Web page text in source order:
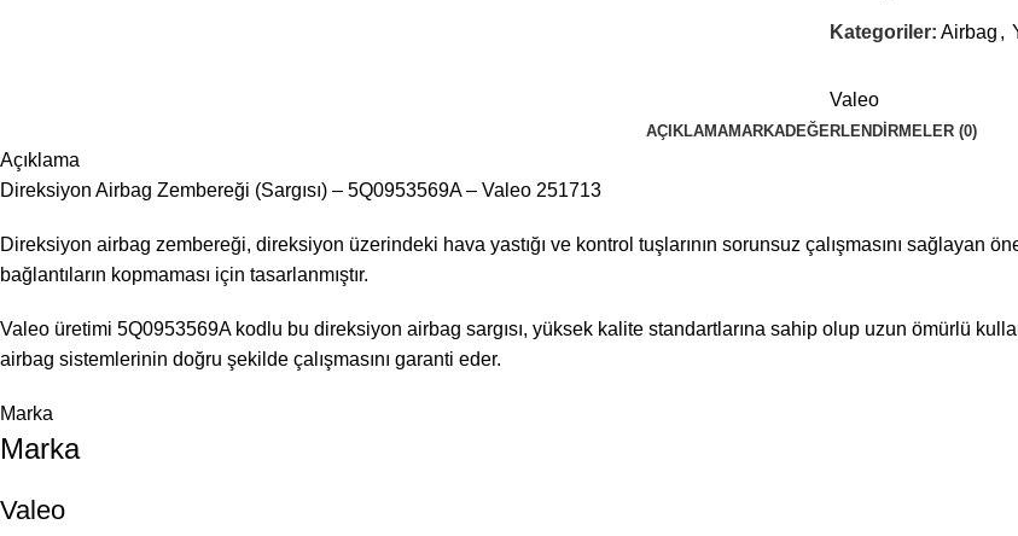
Kategoriler: Airbag ,
Valeo
AÇIKLAMAMARKADEĞERLENDIRMELER (0)
Açıklama
Direksiyon Airbag Zembereği (Sargısı) – 5Q0953569A – Valeo 251713
Direksiyon airbag zembereği, direksiyon üzerindeki hava yastığı ve kontrol tuşlarının sorunsuz çalışmasını sağlayan
bağlantıların kopmaması için tasarlanmıştır.
Valeo üretimi 5Q0953569A kodlu bu direksiyon airbag sargısı, yüksek kalite standartlarına sahip olup uzun ömürlü
airbag sistemlerinin doğru şekilde çalışmasını garanti eder.
Marka
Marka
Valeo